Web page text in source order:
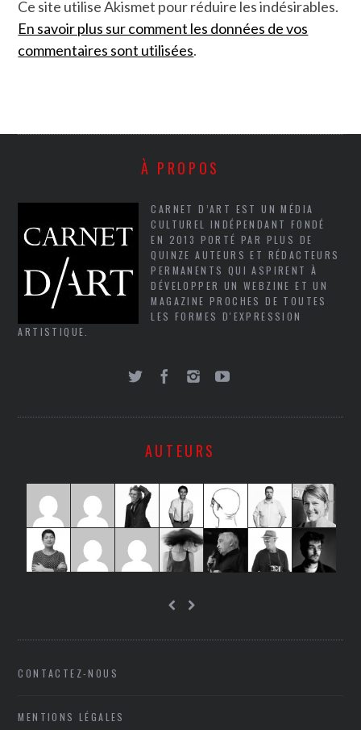
Ce site utilise Akismet pour réduire les indésirables.
En savoir plus sur comment les données de vos
commentaires sont utilisées.
À PROPOS
CARNET D’ART EST UN MÉDIA
CULTUREL INDÉPENDANT FONDÉ
EN 2013 PORTÉ PAR PLUS DE
QUINZE AUTEURS ET RÉDACTEURS
PERMANENTS QUI ASPIRENT À
DÉVELOPPER UN WEBZINE ET UN
MAGAZINE PROCHES DE TOUTES
LES FORMES D'EXPRESSION
ARTISTIQUE.
AUTEURS
CONTACTEZ-NOUS
MENTIONS LÉGALES